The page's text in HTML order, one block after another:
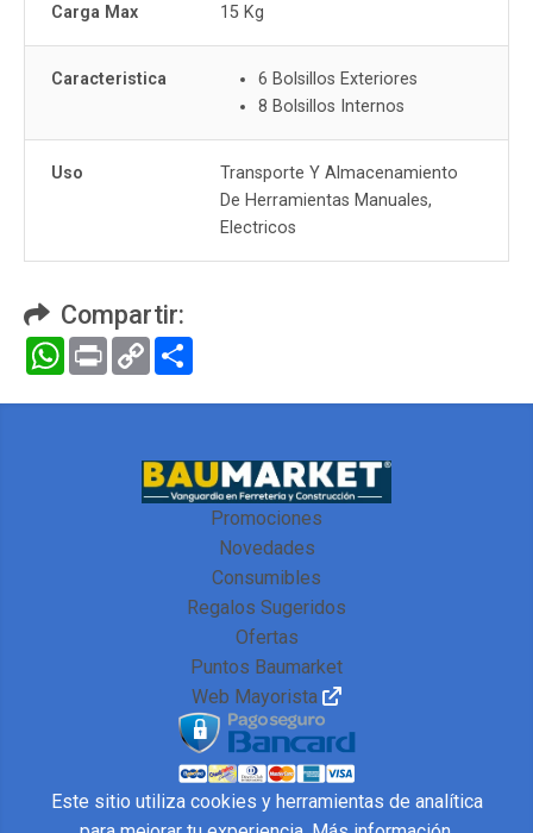
Carga Max 15 Kg
Caracteristica
6 Bolsillos Exteriores
8 Bolsillos Internos
Uso
Transporte Y Almacenamiento
De Herramientas Manuales,
Electricos
Compartir:
WhatsApp
Print Copy
Link
Promociones
Novedades
Consumibles
Regalos Sugeridos
Ofertas
Puntos Baumarket
Web Mayorista
Este sitio utiliza cookies y herramientas de analítica